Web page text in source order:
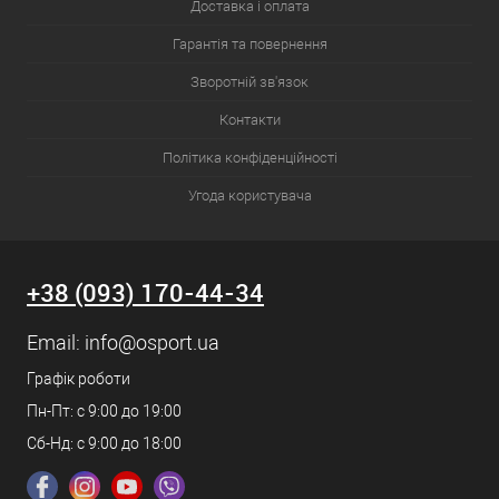
пошиття та наповнювачами;
мішки з натурального пуху для найсуворіших погодних
мангали, барбекю, шампури та газові пальники;
Доставка і оплата
Гарантія та повернення
Зворотній зв'язок
Контакти
Політика конфіденційності
Угода користувача
+38 (093) 170-44-34
Email: info@osport.ua
Графік роботи
Пн-Пт: с 9:00 до 19:00
Сб-Нд: с 9:00 до 18:00